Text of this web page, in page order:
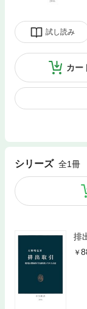
試し読み
カー
シリーズ 全1冊
排